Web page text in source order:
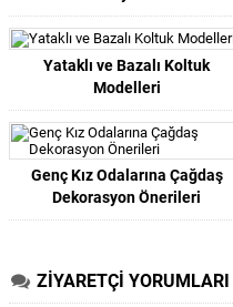
Yataklı ve Bazalı Koltuk
Modelleri
Genç Kız Odalarına Çağdaş
Dekorasyon Önerileri
ZİYARETÇİ